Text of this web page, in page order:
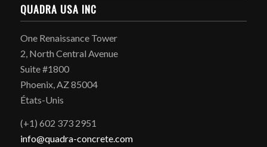
QUADRA USA INC
One Renaissance Tower
2, North Central Avenue
Suite #1800
Phoenix, AZ 85004
États-Unis
(+1) 602 373 2951
info@quadra-concrete.com